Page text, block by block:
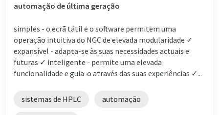
automação de última geração
simples - o ecrã tátil e o software permitem uma
operação intuitiva do NGC de elevada modularidade ✓
expansível - adapta-se às suas necessidades actuais e
futuras ✓ inteligente - permite uma elevada
funcionalidade e guia-o através das suas experiências ✓...
sistemas de HPLC automação